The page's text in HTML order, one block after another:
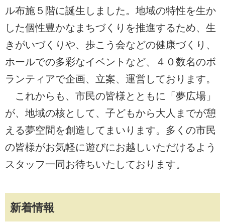
ル布施５階に誕生しました。地域の特性を生か
した個性豊かなまちづくりを推進するため、生
きがいづくりや、歩こう会などの健康づくり、
ホールでの多彩なイベントなど、４０数名のボ
ランティアで企画、立案、運営しております。
これからも、市民の皆様とともに「夢広場」
が、地域の核として、子どもから大人までが憩
える夢空間を創造してまいります。多くの市民
の皆様がお気軽に遊びにお越しいただけるよう
スタッフ一同お待ちいたしております。
新着情報